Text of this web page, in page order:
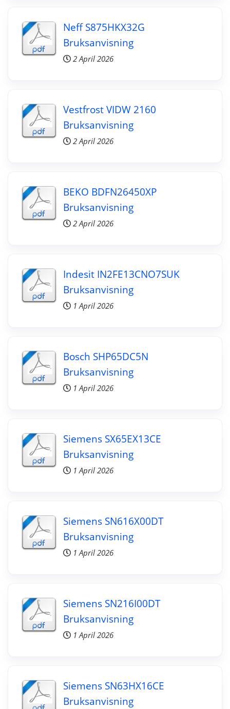
Neff S875HKX32G
Bruksanvisning
2 April 2026
Vestfrost VIDW 2160
Bruksanvisning
2 April 2026
BEKO BDFN26450XP
Bruksanvisning
2 April 2026
Indesit IN2FE13CNO7SUK
Bruksanvisning
1 April 2026
Bosch SHP65DC5N
Bruksanvisning
1 April 2026
Siemens SX65EX13CE
Bruksanvisning
1 April 2026
Siemens SN616X00DT
Bruksanvisning
1 April 2026
Siemens SN216I00DT
Bruksanvisning
1 April 2026
Siemens SN63HX16CE
Bruksanvisning